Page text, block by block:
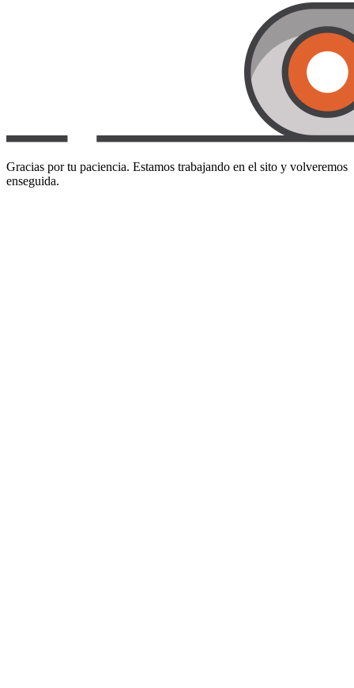
Gracias por tu paciencia. Estamos trabajando en el sito y volveremos
enseguida.